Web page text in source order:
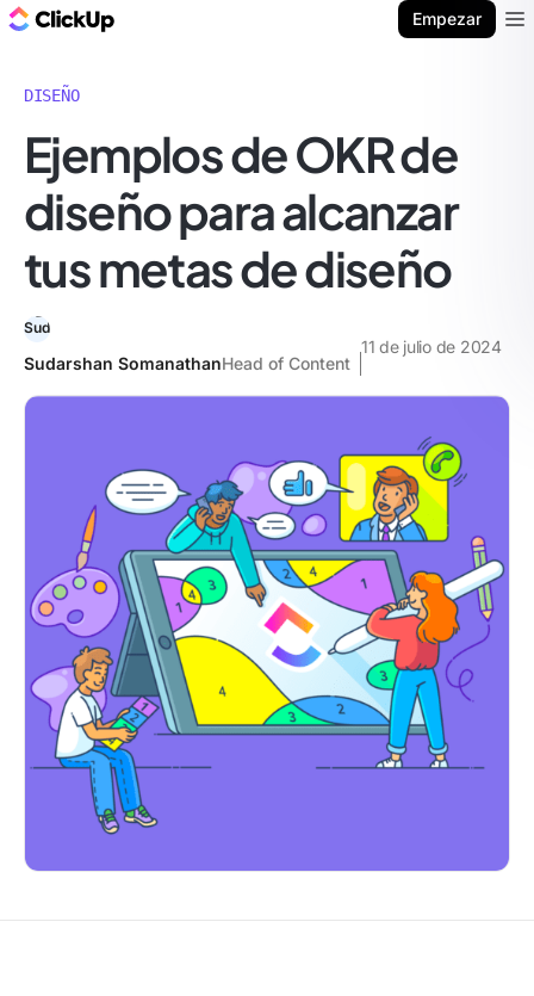
Empezar
DISEÑO
Ejemplos de OKR de
diseño para alcanzar
tus metas de diseño
Sudarshan SomanathanHead of Content
11 de julio de 2024